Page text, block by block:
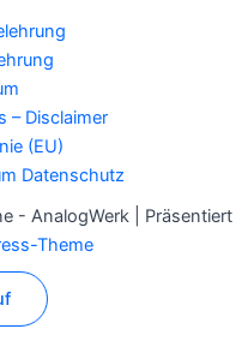
– Disclaimer
(EU)
Datenschutz
- AnalogWerk | Präsentiert
Theme